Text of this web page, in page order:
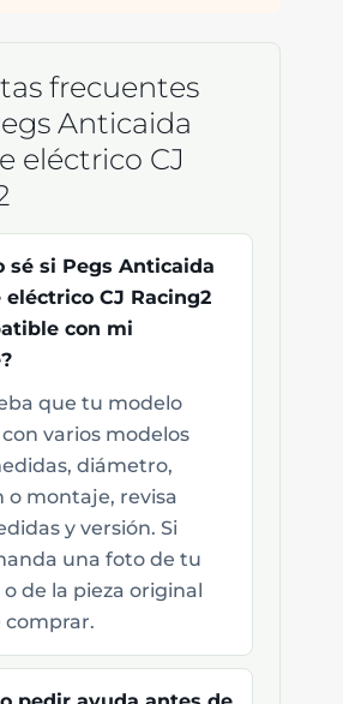
frecuentes
Anticaida
eléctrico CJ
sé si Pegs Anticaida
CJ Racing2
con mi
que tu modelo
varios modelos
diámetro,
o montaje, revisa
y versión. Si
una foto de tu
de la pieza original
comprar.